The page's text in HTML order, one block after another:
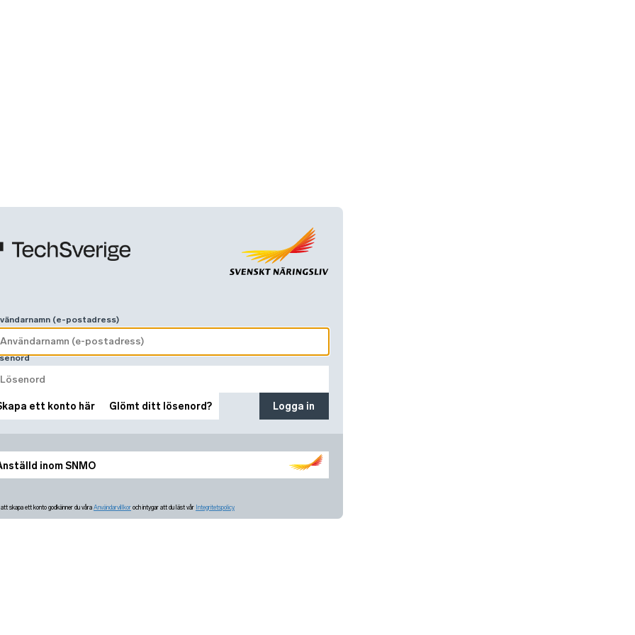
inom SNMO
(e-postadress)
ett konto här Glömt ditt lösenord? Logga in
skapa ett konto godkänner du våra Användarvillkor och intygar att du läst vår Integritetspolicy.